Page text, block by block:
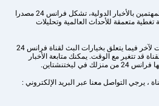
بالنسبة للمقيمين في ليختنشتاين المهتمين بالأخبار الدولية، تشكل فرانس 24 مصدرا
تغطية متعمقة للأحداث العالمية وتحليلات
يرجى التحقق من التحديثات من وقت لآخر فيما يتعلق بخيارات البث لقناة فرانس 24
قد تتغير مع الوقت. يمكنك متابعة الأخبار
في ليختنشتاين.
، يرجي التواصل معنا عبر البريد الإلكتروني :